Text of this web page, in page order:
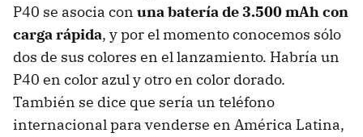
P40 se asocia con una batería de 3.500 mAh con
carga rápida, y por el momento conocemos sólo
dos de sus colores en el lanzamiento. Habría un
P40 en color azul y otro en color dorado.
También se dice que sería un teléfono
internacional para venderse en América Latina,